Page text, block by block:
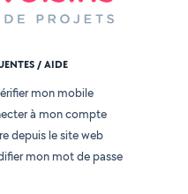
/ AIDE
mon mobile
à mon compte
depuis le site web
mon mot de passe